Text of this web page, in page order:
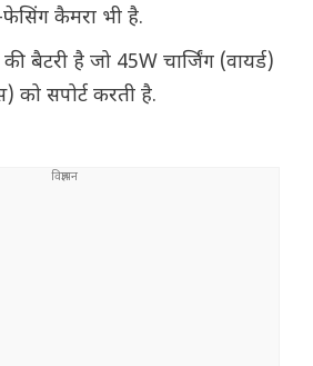
कैमरा भी है.
बैटरी है जो 45W चार्जिंग (वायर्ड)
सपोर्ट करती है.